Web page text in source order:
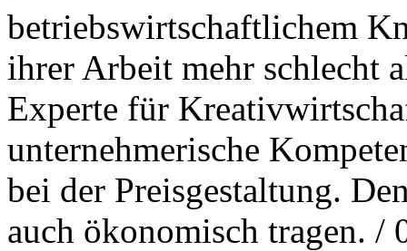
betriebswirtschaftlichem
ihrer Arbeit mehr schlecht
Experte für
unternehmerische
bei der Preisgestaltung.
auch ökonomisch tragen. /